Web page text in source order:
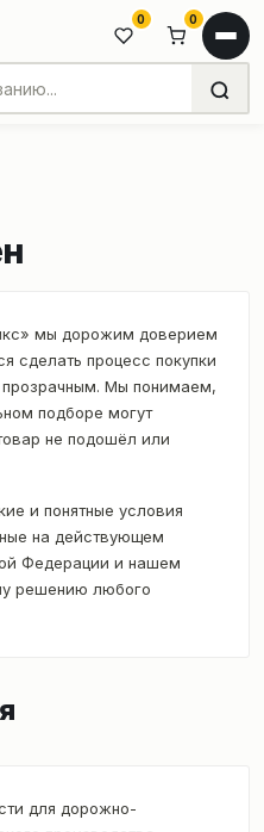
0 0
мы дорожим доверием
сделать процесс покупки
Мы понимаем,
подборе могут
не подошёл или
и понятные условия
на действующем
Федерации и нашем
решению любого
для дорожно-